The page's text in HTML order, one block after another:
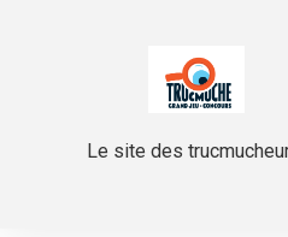
Le site des